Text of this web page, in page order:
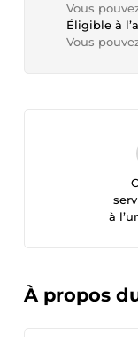
Vous
Éligible à
Vous
à
À propos